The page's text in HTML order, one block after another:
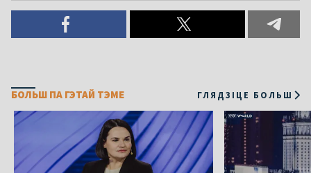
БОЛЬШ ПА ГЭТАЙ ТЭМЕ ГЛЯДЗІЦЕ БОЛЬШ